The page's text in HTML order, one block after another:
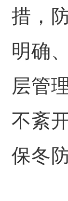
措，
明确
层管
不紊
保冬